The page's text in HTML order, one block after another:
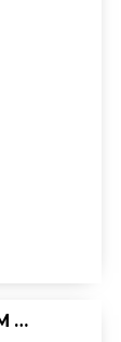
PERMANENT MARKER EDDING 400 1MM BL/DS 10